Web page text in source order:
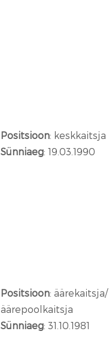
Positsioon: keskkaitsja
Sünniaeg: 19.03.1990
Positsioon: äärekaitsja/
äärepoolkaitsja
Sünniaeg: 31.10.1981